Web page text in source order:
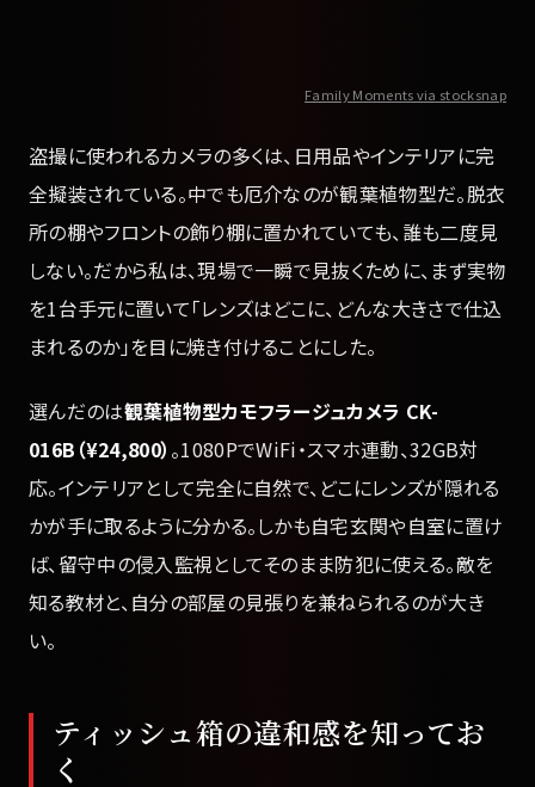
Family Moments via stocksnap
盗撮に使われるカメラの多くは、日用品やインテリアに完
全擬装されている。中でも厄介なのが観葉植物型だ。脱衣
所の棚やフロントの飾り棚に置かれていても、誰も二度見
しない。だから私は、現場で一瞬で見抜くために、まず実物
を1台手元に置いて「レンズはどこに、どんな大きさで仕込
まれるのか」を目に焼き付けることにした。
選んだのは観葉植物型カモフラージュカメラ CK-
016B（¥24,800） 。1080PでWiFi・スマホ連動、32GB対
応。インテリアとして完全に自然で、どこにレンズが隠れる
かが手に取るように分かる。しかも自宅玄関や自室に置け
ば、留守中の侵入監視としてそのまま防犯に使える。敵を
知る教材と、自分の部屋の見張りを兼ねられるのが大き
い。
ティッシュ箱の違和感を知ってお
く